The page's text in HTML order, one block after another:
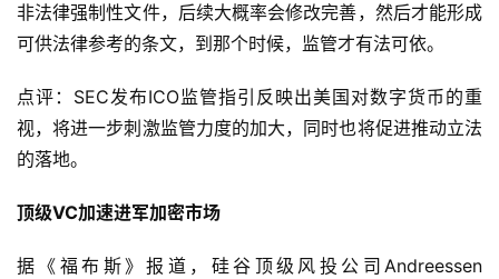
非法律强制性文件，后续大概率会修改完善，然后才能形成
可供法律参考的条文，到那个时候，监管才有法可依。
点评：SEC发布ICO监管指引反映出美国对数字货币的重
视，将进一步刺激监管力度的加大，同时也将促进推动立法
的落地。
顶级VC加速进军加密市场
据《福布斯》报道，硅谷顶级风投公司Andreessen